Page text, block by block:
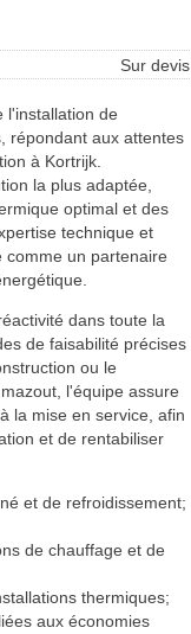
Sur devis
l'installation de
répondant aux attentes
à Kortrijk.
la plus adaptée,
optimal et des
technique et
comme un partenaire
dans toute la
de faisabilité précises
ou le
l'équipe assure
la mise en service, afin
et de rentabiliser
et de refroidissement;
de chauffage et de
thermiques;
aux économies